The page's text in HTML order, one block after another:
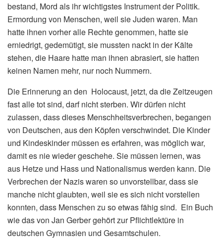
bestand, Mord als ihr wichtigstes Instrument der Politik.
Ermordung von Menschen, weil sie Juden waren. Man
hatte ihnen vorher alle Rechte genommen, hatte sie
erniedrigt, gedemütigt, sie mussten nackt in der Kälte
stehen, die Haare hatte man ihnen abrasiert, sie hatten
keinen Namen mehr, nur noch Nummern.
Die Erinnerung an den Holocaust, jetzt, da die Zeitzeugen
fast alle tot sind, darf nicht sterben. Wir dürfen nicht
zulassen, dass dieses Menschheitsverbrechen, begangen
von Deutschen, aus den Köpfen verschwindet. Die Kinder
und Kindeskinder müssen es erfahren, was möglich war,
damit es nie wieder geschehe. Sie müssen lernen, was
aus Hetze und Hass und Nationalismus werden kann. Die
Verbrechen der Nazis waren so unvorstellbar, dass sie
manche nicht glaubten, weil sie es sich nicht vorstellen
konnten, dass Menschen zu so etwas fähig sind. Ein Buch
wie das von Jan Gerber gehört zur Pflichtlektüre in
deutschen Gymnasien und Gesamtschulen.